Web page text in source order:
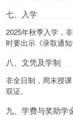
七、入学
2025年秋季入学，
时要出示《录取通
八、文凭及学制
非全日制，周末授
双证。
九、学费与奖助学